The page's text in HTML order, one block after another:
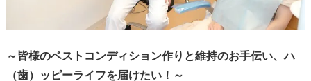
～皆様のベストコンディション作りと維持のお手伝い、ハ
（歯）ッピーライフを届けたい！～